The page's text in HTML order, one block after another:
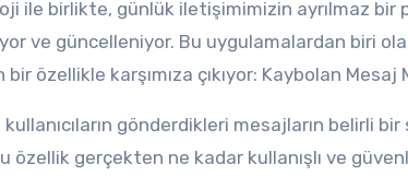
ile birlikte, günlük iletişimimizin ayrılmaz bir
ve güncelleniyor. Bu uygulamalardan biri
özellikle karşımıza çıkıyor: Kaybolan Mesaj
kullanıcıların gönderdikleri mesajların belirli
özellik gerçekten ne kadar kullanışlı ve